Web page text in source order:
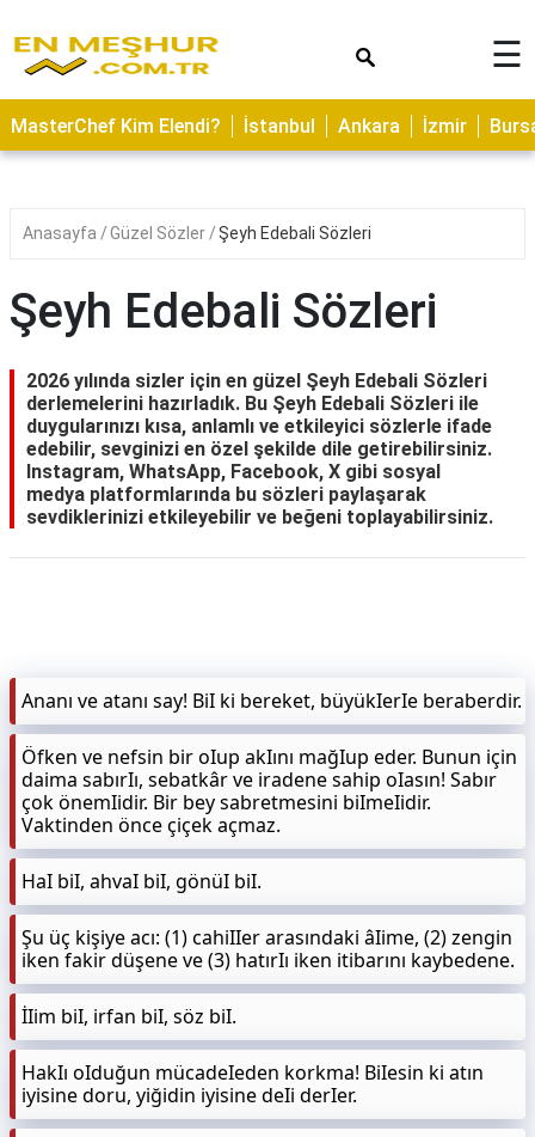
ASTROLOJİ
SAĞLIK
YERLER
CİLT
NEDİR
KAMP
ALANLARI
☰
MasterChef Kim Elendi? İstanbul Ankara İzmir
Anasayfa Güzel Sözler Şeyh Edebali Sözleri
Şeyh Edebali Sözleri
2026 yılında sizler için en güzel Şeyh Edebali Sözleri
derlemelerini hazırladık. Bu Şeyh Edebali Sözleri ile
duygularınızı kısa, anlamlı ve etkileyici sözlerle ifade
edebilir, sevginizi en özel şekilde dile getirebilirsiniz.
Instagram, WhatsApp, Facebook, X gibi sosyal
medya platformlarında bu sözleri paylaşarak
sevdiklerinizi etkileyebilir ve beğeni toplayabilirsiniz.
Ananı ve atanı say! BiI ki bereket, büyükIerIe beraberdir.
Öfken ve nefsin bir oIup akIını mağIup eder. Bunun için
daima sabırIı, sebatkâr ve iradene sahip oIasın! Sabır
çok önemIidir. Bir bey sabretmesini biImeIidir.
Vaktinden önce çiçek açmaz.
HaI biI, ahvaI biI, gönüI biI.
Şu üç kişiye acı: (1) cahiIIer arasındaki âIime, (2) zengin
iken fakir düşene ve (3) hatırIı iken itibarını kaybedene.
İIim biI, irfan biI, söz biI.
HakIı oIduğun mücadeIeden korkma! BiIesin ki atın
iyisine doru, yiğidin iyisine deIi derIer.